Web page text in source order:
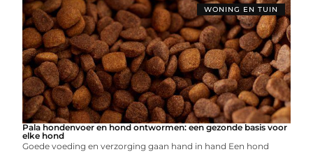
WONING EN TUIN
Pala hondenvoer en hond ontwormen: een gezonde basis voor
elke hond
Goede voeding en verzorging gaan hand in hand Een hond